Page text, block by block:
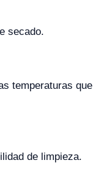
secado.
temperaturas que
de limpieza.